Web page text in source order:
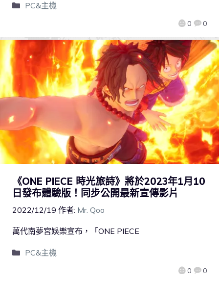
0 0
PC&主機
《ONE PIECE 時光旅詩》將於2023年1月10
日發布體驗版！同步公開最新宣傳影片
2022/12/19 作者: Mr. Qoo
0 0
萬代南夢宮娛樂宣布，「ONE PIECE
PC&主機